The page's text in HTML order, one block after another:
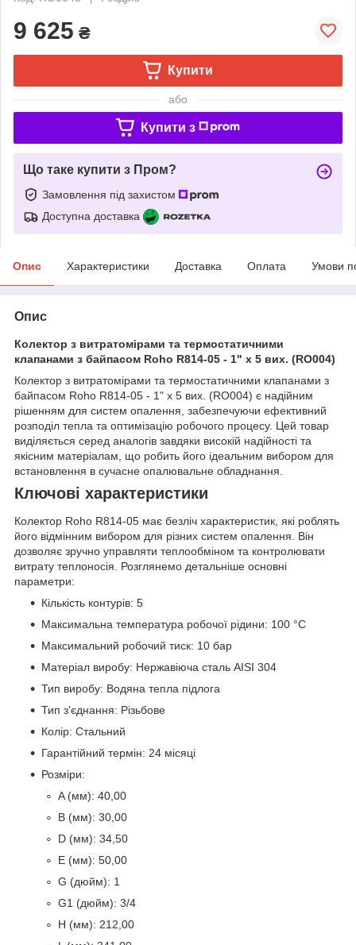
9 625 ₴
Купити
або
Купити з
Що таке купити з Пром?
Замовлення під захистом
Доступна доставка
Опис Характеристики Доставка Оплата Умови
Опис
Колектор з витратомірами та термостатичними
клапанами з байпасом Roho R814-05 - 1" х 5 вих. (RO004)
Колектор з витратомірами та термостатичними клапанами з
байпасом Roho R814-05 - 1" х 5 вих. (RO004) є надійним
рішенням для систем опалення, забезпечуючи ефективний
розподіл тепла та оптимізацію робочого процесу. Цей товар
виділяється серед аналогів завдяки високій надійності та
якісним матеріалам, що робить його ідеальним вибором для
встановлення в сучасне опалювальне обладнання.
Ключові характеристики
Колектор Roho R814-05 має безліч характеристик, які роблять
його відмінним вибором для різних систем опалення. Він
дозволяє зручно управляти теплообміном та контролювати
витрату теплоносія. Розглянемо детальніше основні
параметри:
Кількість контурів: 5
Максимальна температура робочої рідини: 100 °C
Максимальний робочий тиск: 10 бар
Матеріал виробу: Нержавіюча сталь AISI 304
Тип виробу: Водяна тепла підлога
Тип з'єднання: Різьбове
Колір: Стальний
Гарантійний термін: 24 місяці
Розміри:
A (мм): 40,00
B (мм): 30,00
D (мм): 34,50
E (мм): 50,00
G (дюйм): 1
G1 (дюйм): 3/4
H (мм): 212,00